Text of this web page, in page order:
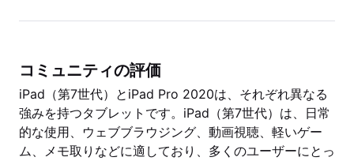
コミュニティの評価
iPad（第7世代）とiPad Pro 2020は、それぞれ異なる
強みを持つタブレットです。iPad（第7世代）は、日常
的な使用、ウェブブラウジング、動画視聴、軽いゲー
ム、メモ取りなどに適しており、多くのユーザーにとっ